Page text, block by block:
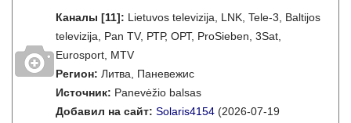
Каналы [11]: Lietuvos televizija, LNK, Tele-3, Baltijos
televizija, Pan TV, РТР, ОРТ, ProSieben, 3Sat,
Eurosport, MTV
Регион: Литва, Паневежис
Источник: Panevėžio balsas
Добавил на сайт: Solaris4154 (2026-07-19